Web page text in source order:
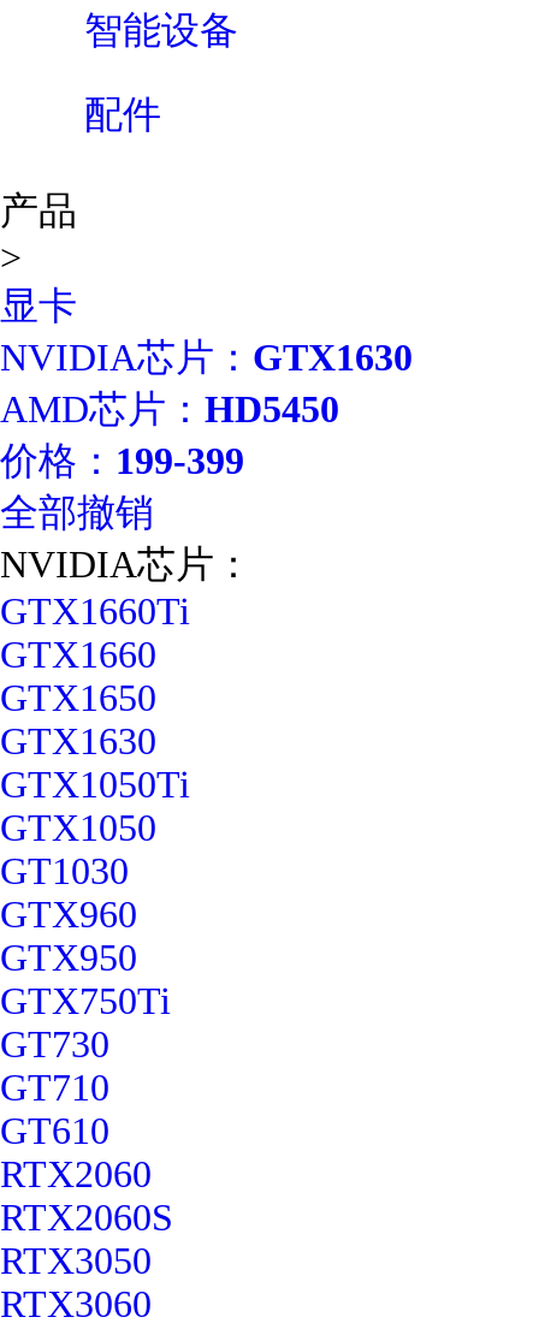
智能设备
配件
产品
>
显卡
NVIDIA芯片： GTX1630
AMD芯片： HD5450
价格： 199-399
全部撤销
NVIDIA芯片：
GTX1660Ti
GTX1660
GTX1650
GTX1630
GTX1050Ti
GTX1050
GT1030
GTX960
GTX950
GTX750Ti
GT730
GT710
GT610
RTX2060
RTX2060S
RTX3050
RTX3060